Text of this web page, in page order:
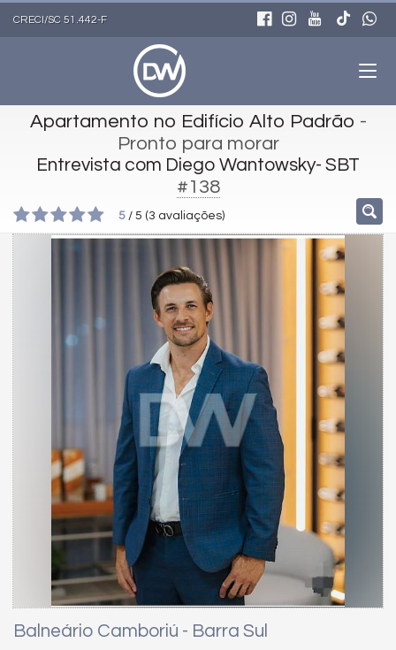
CRECI/SC 51.442-F
Apartamento no Edifício Alto Padrão -
Pronto para morar
Entrevista com Diego Wantowsky- SBT
#138
5 / 5 (3 avaliações)
Balneário Camboriú - Barra Sul